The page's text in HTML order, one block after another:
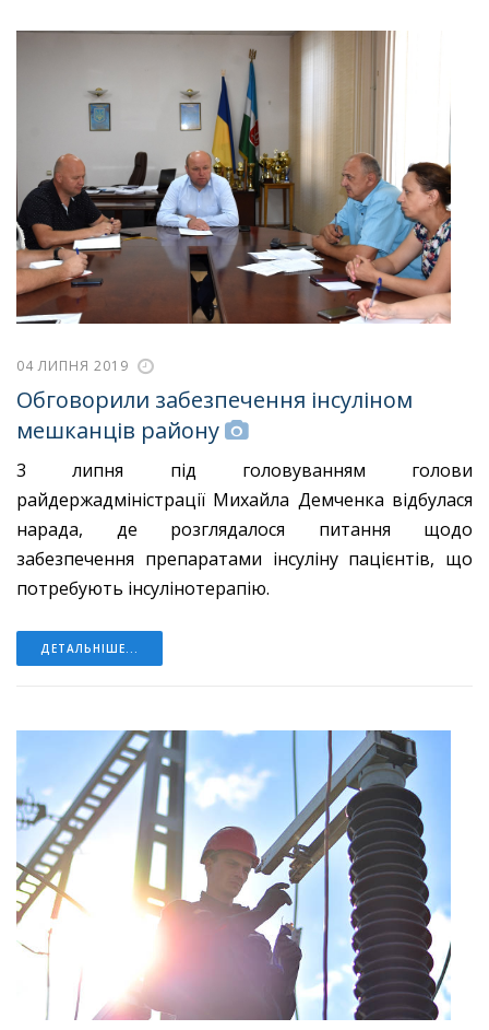
04 ЛИПНЯ 2019
Обговорили забезпечення інсуліном
мешканців району
3 липня під головуванням голови
райдержадміністрації Михайла Демченка відбулася
нарада, де розглядалося питання щодо
забезпечення препаратами інсуліну пацієнтів, що
потребують інсулінотерапію.
ДЕТАЛЬНІШЕ...